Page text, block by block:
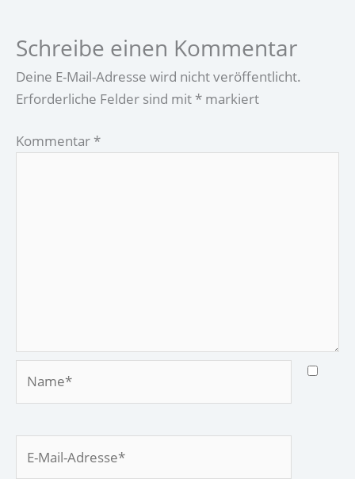
Schreibe einen Kommentar
Deine E-Mail-Adresse wird nicht veröffentlicht.
Erforderliche Felder sind mit * markiert
Kommentar *
Mail-